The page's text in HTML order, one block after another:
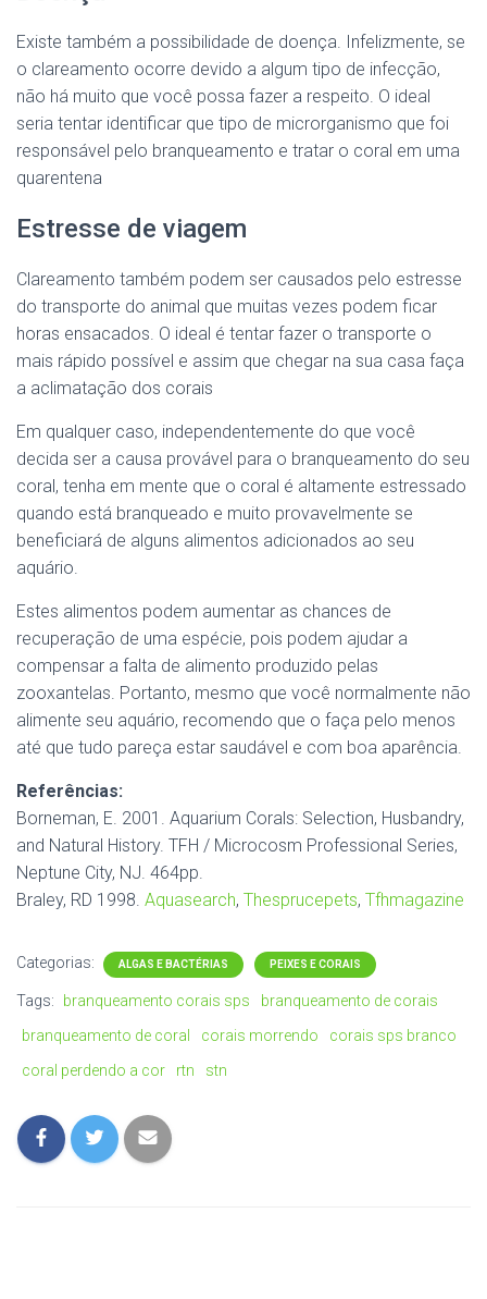
Existe também a possibilidade de doença. Infelizmente, se
o clareamento ocorre devido a algum tipo de infecção,
não há muito que você possa fazer a respeito. O ideal
seria tentar identificar que tipo de microrganismo que foi
responsável pelo branqueamento e tratar o coral em uma
quarentena
Estresse de viagem
Clareamento também podem ser causados pelo estresse
do transporte do animal que muitas vezes podem ficar
horas ensacados. O ideal é tentar fazer o transporte o
mais rápido possível e assim que chegar na sua casa faça
a aclimatação dos corais
Em qualquer caso, independentemente do que você
decida ser a causa provável para o branqueamento do seu
coral, tenha em mente que o coral é altamente estressado
quando está branqueado e muito provavelmente se
beneficiará de alguns alimentos adicionados ao seu
aquário.
Estes alimentos podem aumentar as chances de
recuperação de uma espécie, pois podem ajudar a
compensar a falta de alimento produzido pelas
zooxantelas. Portanto, mesmo que você normalmente não
alimente seu aquário, recomendo que o faça pelo menos
até que tudo pareça estar saudável e com boa aparência.
Referências:
Borneman, E. 2001. Aquarium Corals: Selection, Husbandry,
and Natural History. TFH / Microcosm Professional Series,
Neptune City, NJ. 464pp.
Braley, RD 1998. Aquasearch, Thesprucepets, Tfhmagazine
Categorias: ALGAS E BACTÉRIAS PEIXES E CORAIS
Tags: branqueamento corais sps
branqueamento de corais
branqueamento de coral
corais morrendo
corais sps branco
coral perdendo a cor
rtn stn